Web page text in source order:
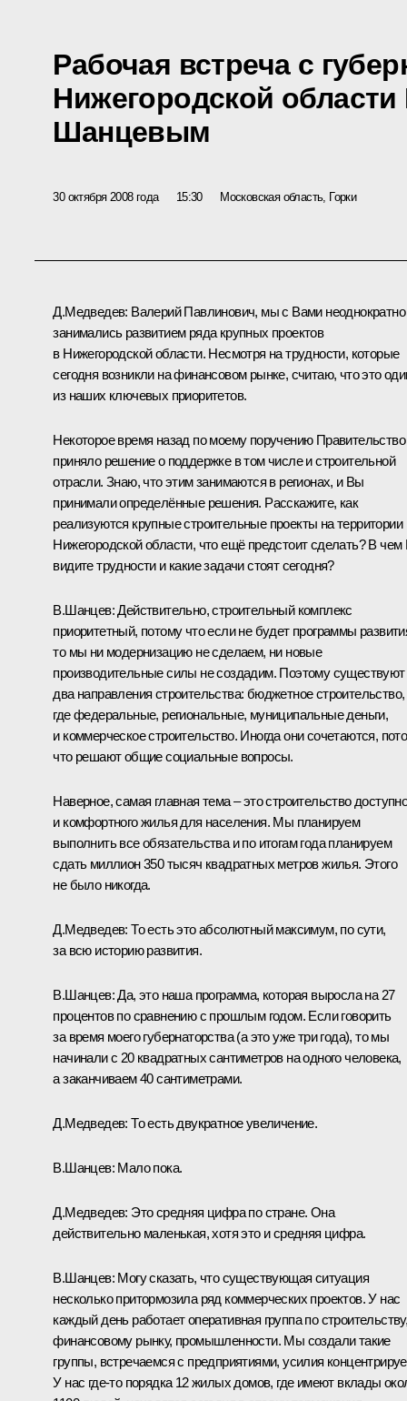
Рабочая встреча с
Нижегородской
Шанцевым
30 октября 2008 года 15:30 Московская область, Горки
Д.Медведев: Валерий Павлинович, мы с Вами неоднократно
занимались развитием ряда крупных проектов
в Нижегородской области. Несмотря на трудности, которые
сегодня возникли на финансовом рынке, считаю, что это
из наших ключевых приоритетов.
Некоторое время назад по моему поручению Правительство
приняло решение о поддержке в том числе и строительной
отрасли. Знаю, что этим занимаются в регионах, и Вы
принимали определённые решения. Расскажите, как
реализуются крупные строительные проекты на территории
Нижегородской области, что ещё предстоит сделать? В
видите трудности и какие задачи стоят сегодня?
В.Шанцев: Действительно, строительный комплекс
приоритетный, потому что если не будет программы
то мы ни модернизацию не сделаем, ни новые
производительные силы не создадим. Поэтому существуют
два направления строительства: бюджетное строительство,
где федеральные, региональные, муниципальные деньги,
и коммерческое строительство. Иногда они сочетаются,
что решают общие социальные вопросы.
Наверное, самая главная тема – это строительство
и комфортного жилья для населения. Мы планируем
выполнить все обязательства и по итогам года планируем
сдать миллион 350 тысяч квадратных метров жилья. Этого
не было никогда.
Д.Медведев: То есть это абсолютный максимум, по сути,
за всю историю развития.
В.Шанцев: Да, это наша программа, которая выросла на 27
процентов по сравнению с прошлым годом. Если говорить
за время моего губернаторства (а это уже три года), то мы
начинали с 20 квадратных сантиметров на одного человека,
а заканчиваем 40 сантиметрами.
Д.Медведев: То есть двукратное увеличение.
В.Шанцев: Мало пока.
Д.Медведев: Это средняя цифра по стране. Она
действительно маленькая, хотя это и средняя цифра.
В.Шанцев: Могу сказать, что существующая ситуация
несколько притормозила ряд коммерческих проектов. У нас
каждый день работает оперативная группа по
финансовому рынку, промышленности. Мы создали такие
группы, встречаемся с предприятиями, усилия
У нас где‑то порядка 12 жилых домов, где имеют вклады